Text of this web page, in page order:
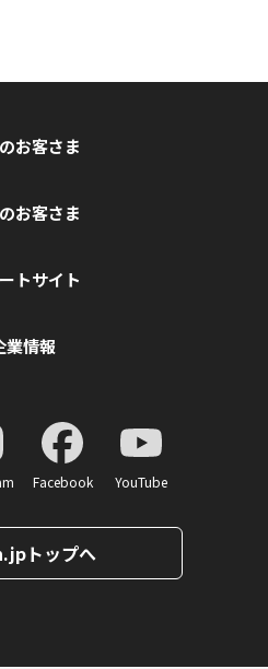
お客さま
お客さま
トサイト
業情報
Facebook YouTube
トップへ